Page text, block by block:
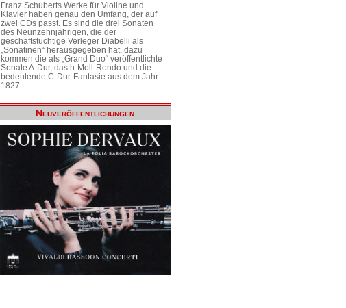
Franz Schuberts Werke für Violine und
Klavier haben genau den Umfang, der auf
zwei CDs passt. Es sind die drei Sonaten
des Neunzehnjährigen, die der
geschäftstüchtige Verleger Diabelli als
„Sonatinen“ herausgegeben hat, dazu
kommen die als „Grand Duo“ veröffentlichte
Sonate A-Dur, das h-Moll-Rondo und die
bedeutende C-Dur-Fantasie aus dem Jahr
1827.
Neuveröffentlichungen